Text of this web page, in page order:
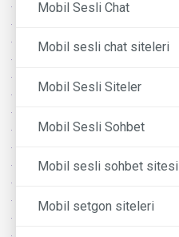
Mobil Sesli Chat
Mobil sesli chat siteleri
Mobil Sesli Siteler
Mobil Sesli Sohbet
Mobil sesli sohbet sitesi
Mobil setgon siteleri